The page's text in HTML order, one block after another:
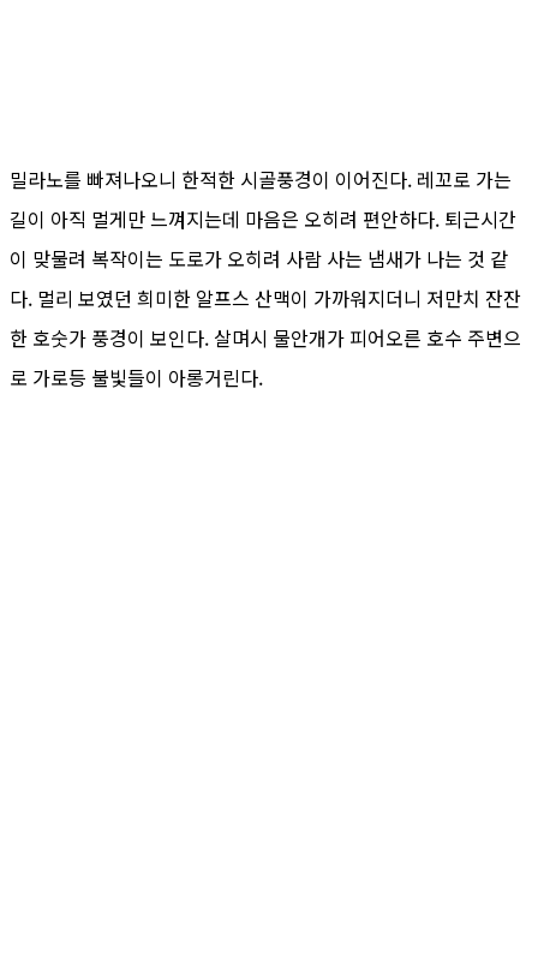
밀라노를 빠져나오니 한적한 시골풍경이 이어진다. 레꼬로 가는
길이 아직 멀게만 느껴지는데 마음은 오히려 편안하다. 퇴근시간
이 맞물려 복작이는 도로가 오히려 사람 사는 냄새가 나는 것 같
다. 멀리 보였던 희미한 알프스 산맥이 가까워지더니 저만치 잔잔
한 호숫가 풍경이 보인다. 살며시 물안개가 피어오른 호수 주변으
로 가로등 불빛들이 아롱거린다.